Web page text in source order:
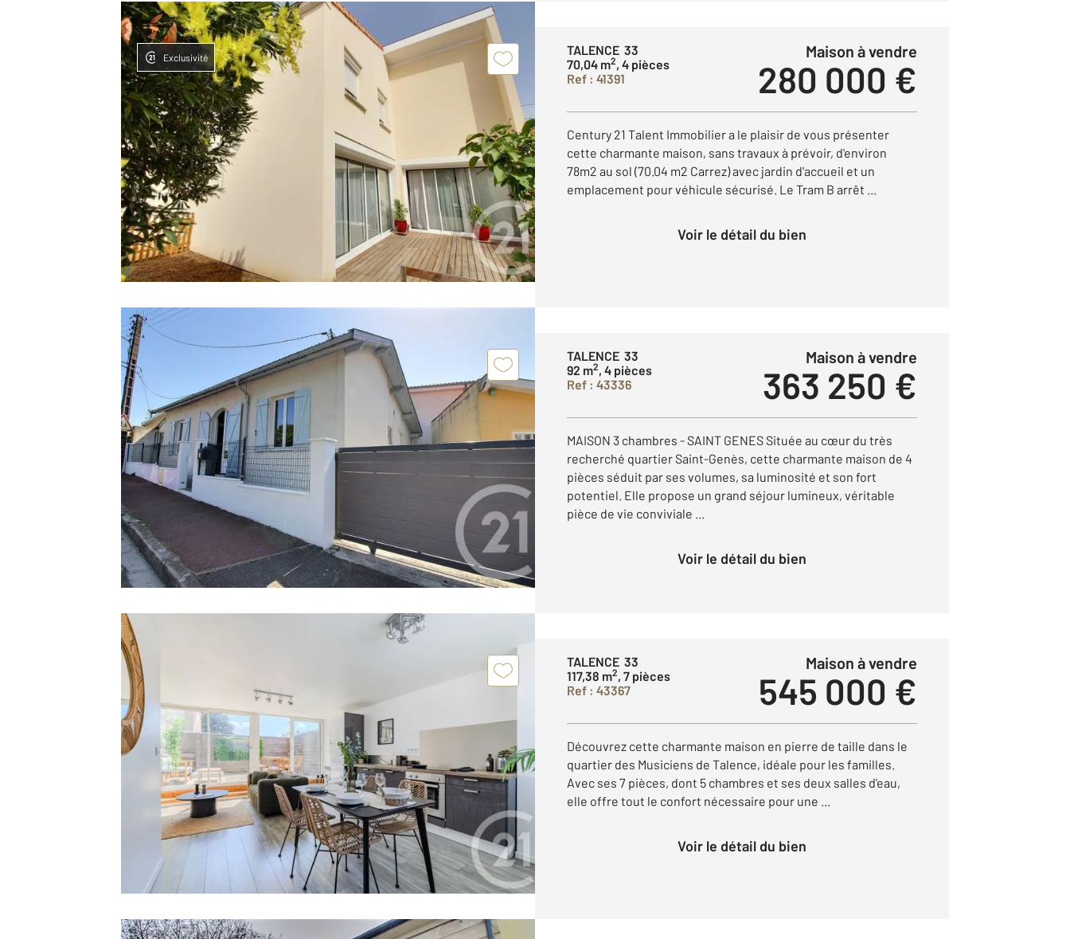
Exclusivité
TALENCE 33
70,04 m2, 4 pièces
Ref : 41391
Maison à vendre
280 000 €
Century 21 Talent Immobilier a le plaisir de vous présenter
cette charmante maison, sans travaux à prévoir, d'environ
78m2 au sol (70.04 m2 Carrez) avec jardin d'accueil et un
emplacement pour véhicule sécurisé. Le Tram B arrêt ...
Voir le détail du bien
TALENCE 33
92 m2, 4 pièces
Ref : 43336
Maison à vendre
363 250 €
MAISON 3 chambres - SAINT GENES Située au cœur du très
recherché quartier Saint-Genès, cette charmante maison de 4
pièces séduit par ses volumes, sa luminosité et son fort
potentiel. Elle propose un grand séjour lumineux, véritable
pièce de vie conviviale ...
Voir le détail du bien
TALENCE 33
117,38 m2, 7 pièces
Ref : 43367
Maison à vendre
545 000 €
Découvrez cette charmante maison en pierre de taille dans le
quartier des Musiciens de Talence, idéale pour les familles.
Avec ses 7 pièces, dont 5 chambres et ses deux salles d'eau,
elle offre tout le confort nécessaire pour une ...
Voir le détail du bien